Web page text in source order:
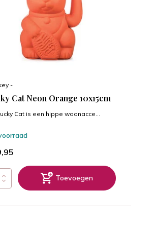
-
Cat Neon Orange 10x15cm
Cat is een hippe woonacce...
Toevoegen